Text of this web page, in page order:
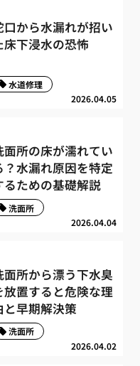
口から水漏れが招い
床下浸水の恐怖
2026.04.05
水道修理
面所の床が濡れてい
？水漏れ原因を特定
るための基礎解説
2026.04.04
洗面所
面所から漂う下水臭
放置すると危険な理
と早期解決策
2026.04.02
洗面所